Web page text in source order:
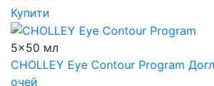
Купити
5x50 мл
CHOLLEY Eye Contour Program
очей